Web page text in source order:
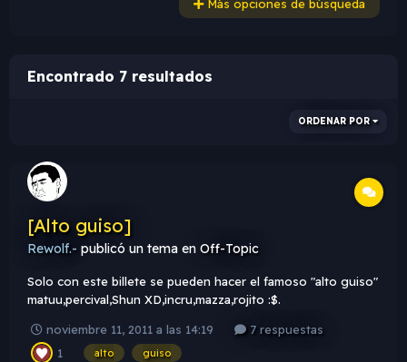
Más opciones de búsqueda
Encontrado 7 resultados
ORDENAR POR
[Alto guiso]
Rewolf.- publicó un tema en Off-Topic
Solo con este billete se pueden hacer el famoso "alto guiso"
matuu,percival,Shun XD,incru,mazza,rojito :$.
noviembre 11, 2011 a las 14:19
7 respuestas
1
alto guiso